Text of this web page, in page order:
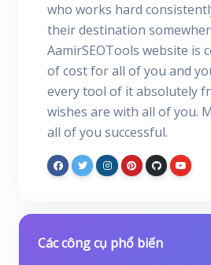
who works hard
their destination
AamirSEOTools website is
of cost for all of you and
every tool of it absolutely
wishes are with all of you.
all of you successful.
Các công cụ phổ biến